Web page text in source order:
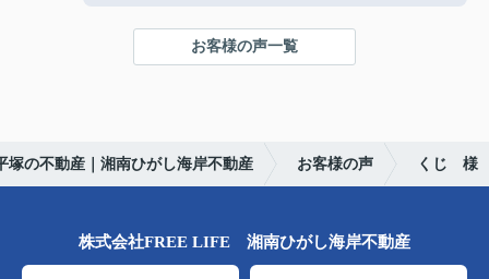
します 東海岸不動産の皆様本当にありがとうござ
お客様の声一覧
塚の不動産｜湘南ひがし海岸不動産 お客様の声 くじ 様
株式会社FREE LIFE 湘南ひがし海岸不動産